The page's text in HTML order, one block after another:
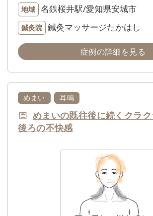
地域 名鉄桜井駅/愛知県安城市
鍼灸院 鍼灸マッサージたかはし
症例の詳細を見る
めまい 耳鳴
めまいの既往後に続くクラ
後ろの不快感